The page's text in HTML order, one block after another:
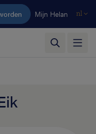
Mijn Helan nl